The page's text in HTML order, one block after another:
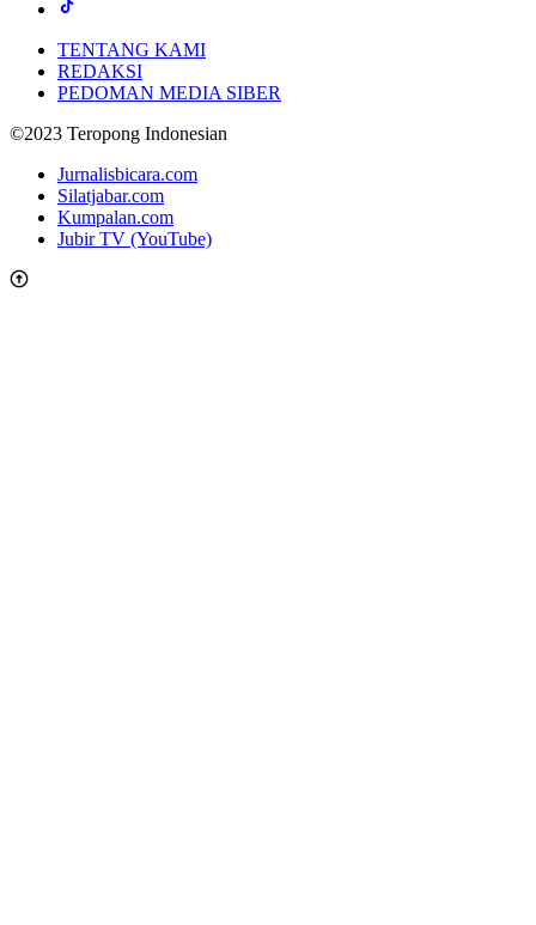
TENTANG KAMI
REDAKSI
PEDOMAN MEDIA SIBER
©2023 Teropong Indonesian
Jurnalisbicara.com
Silatjabar.com
Kumpalan.com
Jubir TV (YouTube)